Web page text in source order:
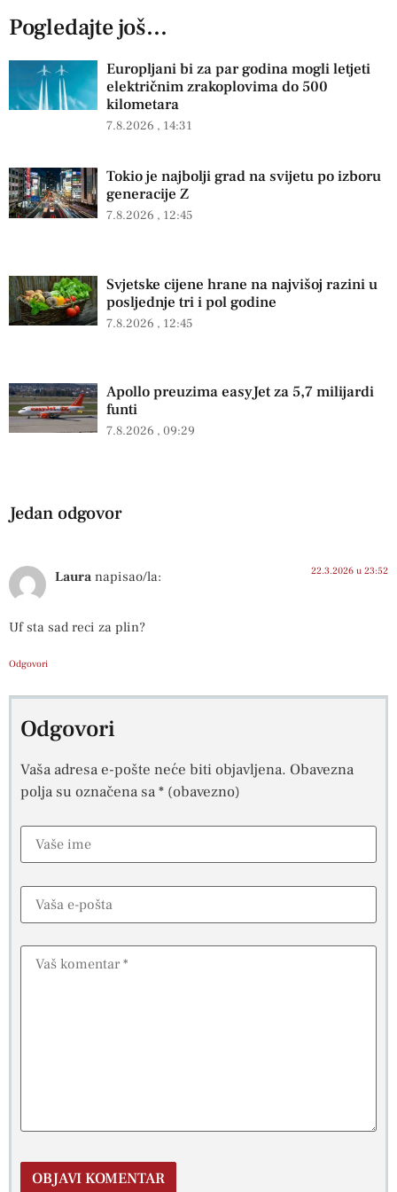
Pogledajte još...
Europljani bi za par godina mogli letjeti
električnim zrakoplovima do 500
kilometara
7.8.2026 14:31
Tokio je najbolji grad na svijetu po izboru
generacije Z
7.8.2026 12:45
Svjetske cijene hrane na najvišoj razini u
posljednje tri i pol godine
7.8.2026 12:45
Apollo preuzima easyJet za 5,7 milijardi
funti
7.8.2026 09:29
Jedan odgovor
Laura napisao/la: 22.3.2026 u 23:52
Uf sta sad reci za plin?
Odgovori
Odgovori
Vaša adresa e-pošte neće biti objavljena. Obavezna
polja su označena sa* (obavezno)